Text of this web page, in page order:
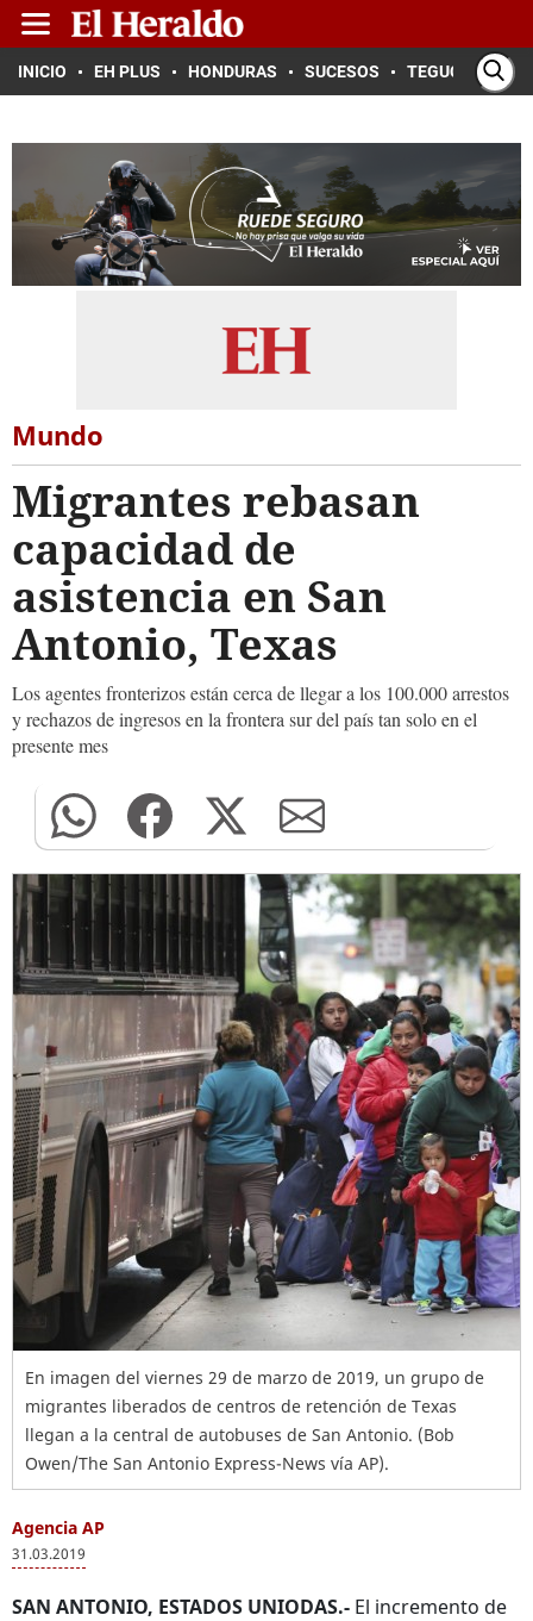
INICIO EH PLUS HONDURAS SUCESOS TEGUCIGALPA
Mundo
Migrantes rebasan
capacidad de
asistencia en San
Antonio, Texas
Los agentes fronterizos están cerca de llegar a los 100.000 arrestos
y rechazos de ingresos en la frontera sur del país tan solo en el
presente mes
En imagen del viernes 29 de marzo de 2019, un grupo de
migrantes liberados de centros de retención de Texas
llegan a la central de autobuses de San Antonio. (Bob
Owen/The San Antonio Express-News vía AP).
Agencia AP
31.03.2019
SAN ANTONIO, ESTADOS UNIODAS.- El incremento de